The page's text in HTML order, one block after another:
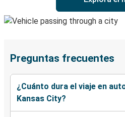
Preguntas frecuentes
¿Cuánto dura el viaje en
Kansas City?